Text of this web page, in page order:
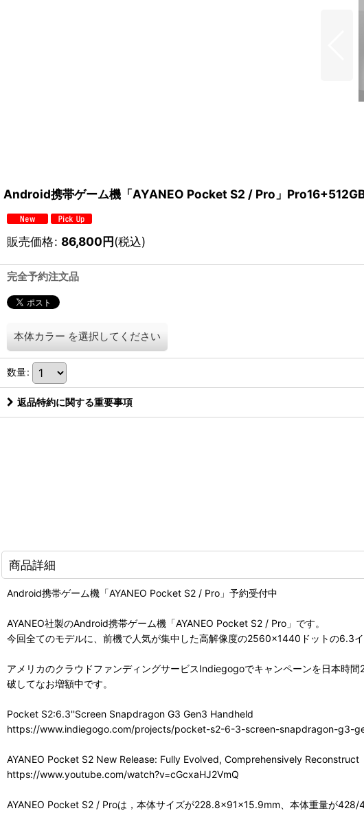
Android携帯ゲーム機「AYANEO Pocket S2 / Pro」
販売価格: 86,800円(税込)
完全予約注文品
本体カラー を選択してください
数量:
返品特約に関する重要事項
商品詳細
Android携帯ゲーム機「AYANEO Pocket S2 / Pro」予約受付中
AYANEO社製のAndroid携帯ゲーム機「AYANEO Pocket S2 / Pro」です。
今回全てのモデルに、前機で人気が集中した高解像度の2560×1440ドットの6.3
アメリカのクラウドファンディングサービスIndiegogoでキャンペーンを日本時
破してなお増額中です。
Pocket S2:6.3''Screen Snapdragon G3 Gen3 Handheld
https://www.indiegogo.com/projects/pocket-s2-6-3-screen-snapdragon-g3-
AYANEO Pocket S2 New Release: Fully Evolved, Comprehensively Reconstruct
https://www.youtube.com/watch?v=cGcxaHJ2VmQ
AYANEO Pocket S2 / Proは，本体サイズが228.8×91×15.9mm、本体重量が